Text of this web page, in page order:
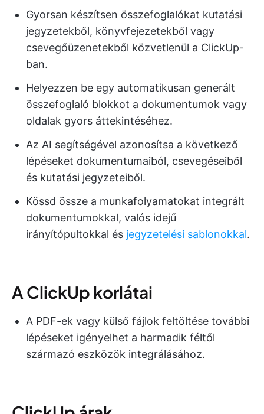
Gyorsan készítsen összefoglalókat kutatási
jegyzetekből, könyvfejezetekből vagy
csevegőüzenetekből közvetlenül a ClickUp-
ban.
Helyezzen be egy automatikusan generált
összefoglaló blokkot a dokumentumok vagy
oldalak gyors áttekintéséhez.
Az AI segítségével azonosítsa a következő
lépéseket dokumentumaiból, csevegéseiből
és kutatási jegyzeteiből.
Kössd össze a munkafolyamatokat integrált
dokumentumokkal, valós idejű
irányítópultokkal és jegyzetelési sablonokkal.
A ClickUp korlátai
A PDF-ek vagy külső fájlok feltöltése további
lépéseket igényelhet a harmadik féltől
származó eszközök integrálásához.